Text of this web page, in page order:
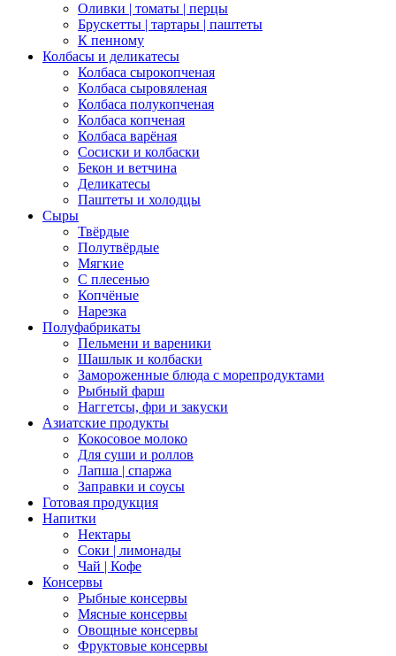
Оливки | томаты | перцы
Брускетты | тартары | паштеты
К пенному
Колбасы и деликатесы
Колбаса сырокопченая
Колбаса сыровяленая
Колбаса полукопченая
Колбаса копченая
Колбаса варёная
Сосиски и колбаски
Бекон и ветчина
Деликатесы
Паштеты и холодцы
Сыры
Твёрдые
Полутвёрдые
Мягкие
С плесенью
Копчёные
Нарезка
Полуфабрикаты
Пельмени и вареники
Шашлык и колбаски
Замороженные блюда с морепродуктами
Рыбный фарш
Наггетсы, фри и закуски
Азиатские продукты
Кокосовое молоко
Для суши и роллов
Лапша | спаржа
Заправки и соусы
Готовая продукция
Напитки
Нектары
Соки | лимонады
Чай | Кофе
Консервы
Рыбные консервы
Мясные консервы
Овощные консервы
Фруктовые консервы